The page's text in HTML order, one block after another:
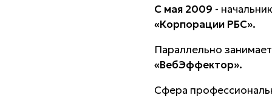
С мая 2009 -
«Корпорации РБС».
Параллельно
«ВебЭффектор».
Сфера